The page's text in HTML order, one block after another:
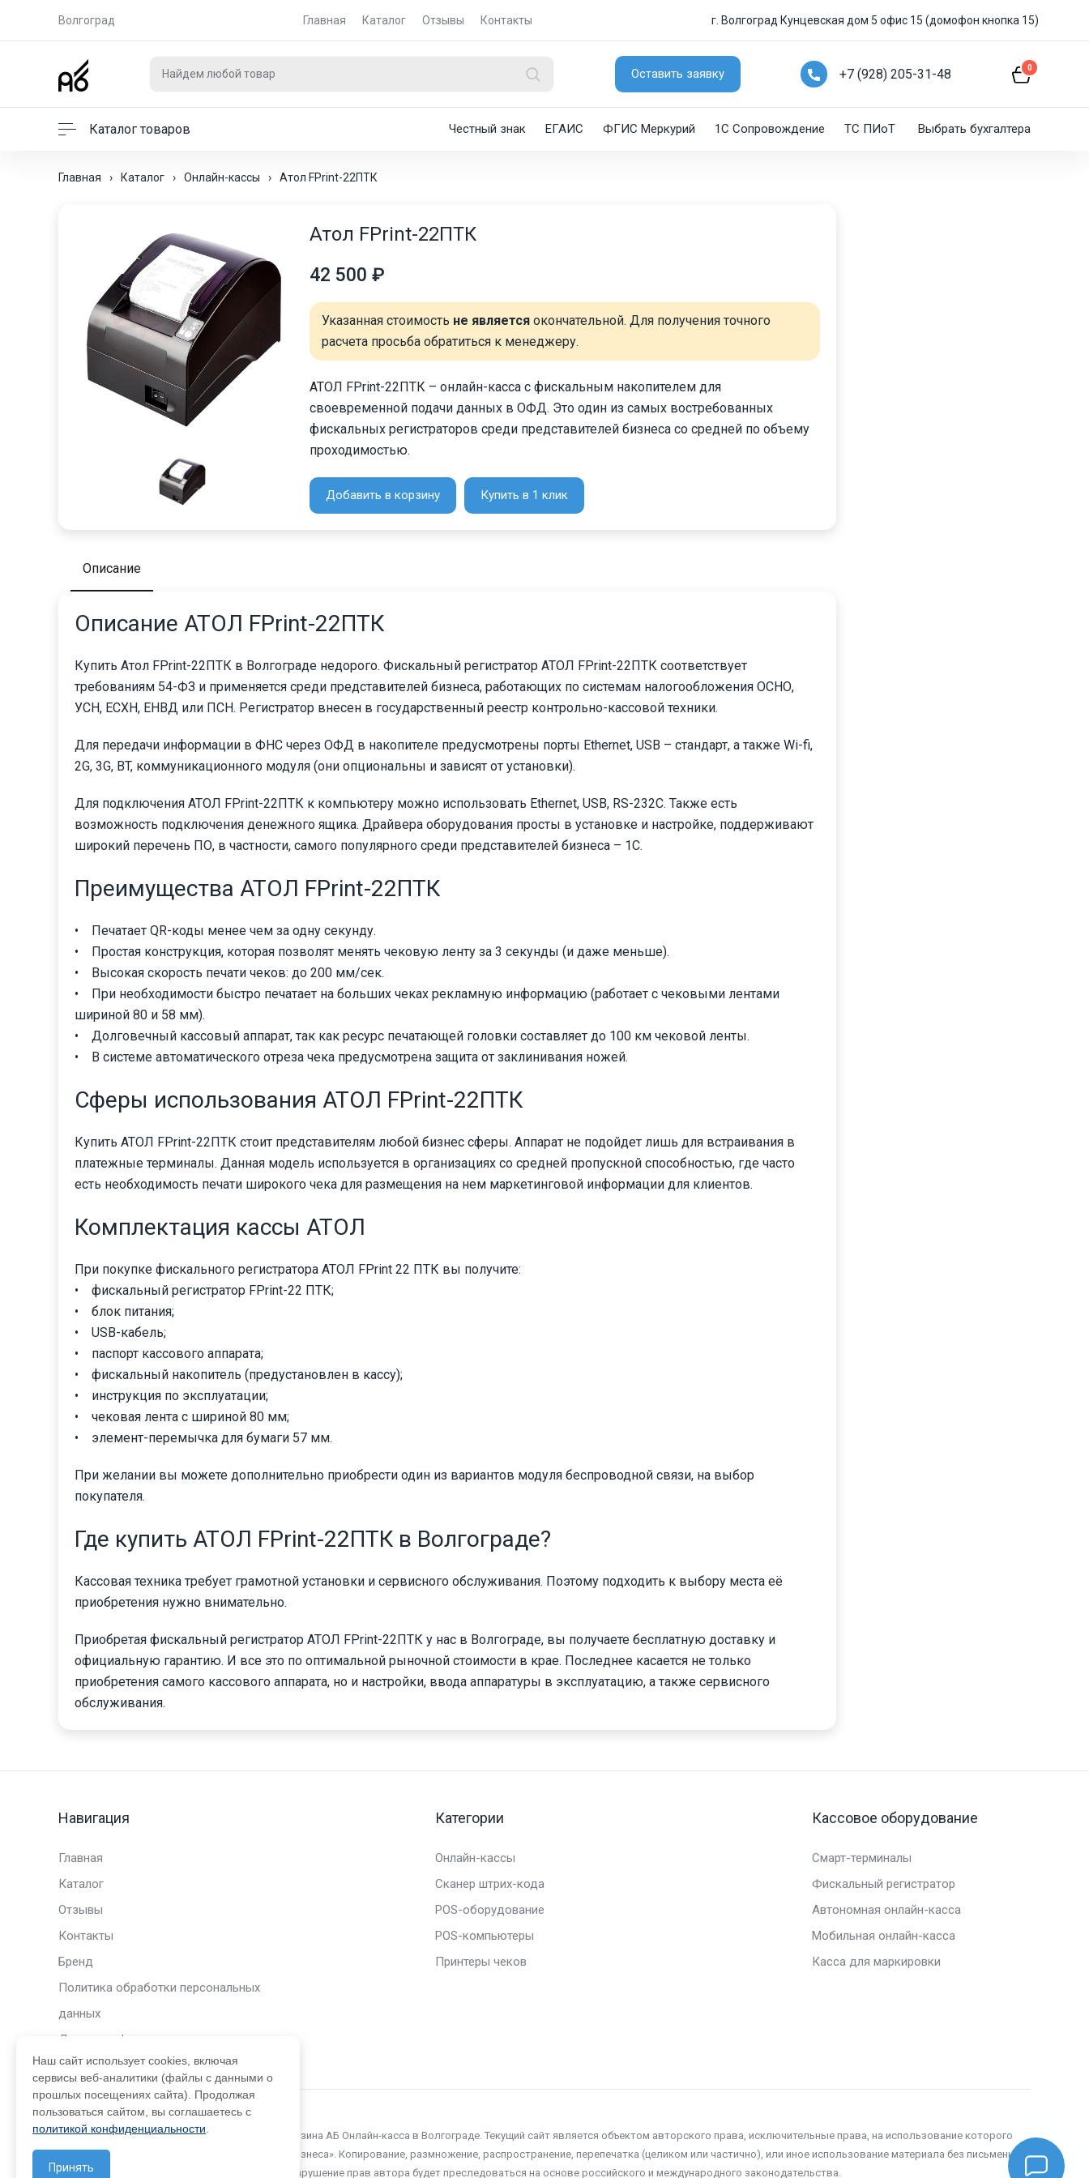
Волгоград Главная Каталог Отзывы Контакты г. Волгоград Кунцевская дом 5 офис 15 (домофон кнопка 15)
Оставить заявку +7 (928) 205-31-48 0
Каталог товаров Честный знак ЕГАИС ФГИС Меркурий 1C Сопровождение ТС ПИоТ Выбрать бухгалтера
Главная › Каталог › Онлайн-кассы › Атол FPrint-22ПТК
Атол FPrint-22ПТК
42 500 ₽
Указанная стоимость не является окончательной. Для получения точного
расчета просьба обратиться к менеджеру.
АТОЛ FPrint-22ПТК – онлайн-касса с фискальным накопителем для
своевременной подачи данных в ОФД. Это один из самых востребованных
фискальных регистраторов среди представителей бизнеса со средней по объему
проходимостью.
Добавить в корзину Купить в 1 клик
Описание
Описание АТОЛ FPrint-22ПТК
Купить Атол FPrint-22ПТК в Волгограде недорого. Фискальный регистратор АТОЛ FPrint-22ПТК соответствует
требованиям 54-ФЗ и применяется среди представителей бизнеса, работающих по системам налогообложения ОСНО,
УСН, ЕСХН, ЕНВД или ПСН. Регистратор внесен в государственный реестр контрольно-кассовой техники.
Для передачи информации в ФНС через ОФД в накопителе предусмотрены порты Ethernet, USB – стандарт, а также Wi-fi,
2G, 3G, BT, коммуникационного модуля (они опциональны и зависят от установки).
Для подключения АТОЛ FPrint-22ПТК к компьютеру можно использовать Ethernet, USB, RS-232C. Также есть
возможность подключения денежного ящика. Драйвера оборудования просты в установке и настройке, поддерживают
широкий перечень ПО, в частности, самого популярного среди представителей бизнеса – 1С.
Преимущества АТОЛ FPrint-22ПТК
• Печатает QR-коды менее чем за одну секунду.
• Простая конструкция, которая позволят менять чековую ленту за 3 секунды (и даже меньше).
• Высокая скорость печати чеков: до 200 мм/сек.
• При необходимости быстро печатает на больших чеках рекламную информацию (работает с чековыми лентами
шириной 80 и 58 мм).
• Долговечный кассовый аппарат, так как ресурс печатающей головки составляет до 100 км чековой ленты.
• В системе автоматического отреза чека предусмотрена защита от заклинивания ножей.
Сферы использования АТОЛ FPrint-22ПТК
Купить АТОЛ FPrint-22ПТК стоит представителям любой бизнес сферы. Аппарат не подойдет лишь для встраивания в
платежные терминалы. Данная модель используется в организациях со средней пропускной способностью, где часто
есть необходимость печати широкого чека для размещения на нем маркетинговой информации для клиентов.
Комплектация кассы АТОЛ
При покупке фискального регистратора АТОЛ FPrint 22 ПТК вы получите:
• фискальный регистратор FPrint-22 ПТК;
• блок питания;
• USB-кабель;
• паспорт кассового аппарата;
• фискальный накопитель (предустановлен в кассу);
• инструкция по эксплуатации;
• чековая лента с шириной 80 мм;
• элемент-перемычка для бумаги 57 мм.
При желании вы можете дополнительно приобрести один из вариантов модуля беспроводной связи, на выбор
покупателя.
Где купить АТОЛ FPrint-22ПТК в Волгограде?
Кассовая техника требует грамотной установки и сервисного обслуживания. Поэтому подходить к выбору места её
приобретения нужно внимательно.
Приобретая фискальный регистратор АТОЛ FPrint-22ПТК у нас в Волгограде, вы получаете бесплатную доставку и
официальную гарантию. И все это по оптимальной рыночной стоимости в крае. Последнее касается не только
приобретения самого кассового аппарата, но и настройки, ввода аппаратуры в эксплуатацию, а также сервисного
обслуживания.
Навигация
Главная
Каталог
Отзывы
Контакты
Бренд
Политика обработки персональных
данных
Договор оферты
Категории
Онлайн-кассы
Сканер штрих-кода
POS-оборудование
POS-компьютеры
Принтеры чеков
Кассовое оборудование
Смарт-терминалы
Фискальный регистратор
Автономная онлайн-касса
Мобильная онлайн-касса
Касса для маркировки
© 2015 – 2026. Официальный сайт интернет-магазина АБ Онлайн-касса в Волгограде. Текущий сайт является объектом авторского права, исключительные права, на использование которого
принадлежат компании ООО «Автоматизация Бизнеса». Копирование, размножение, распространение, перепечатка (целиком или частично), или иное использование материала без письменного
разрешения компании не допускается. Любое нарушение прав автора будет преследоваться на основе российского и международного законодательства.
Наш сайт использует cookies, включая
сервисы веб-аналитики (файлы с данными о
прошлых посещениях сайта). Продолжая
пользоваться сайтом, вы соглашаетесь с
политикой конфиденциальности
Принять